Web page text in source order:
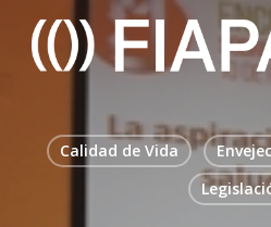
main
Calidad de Vida